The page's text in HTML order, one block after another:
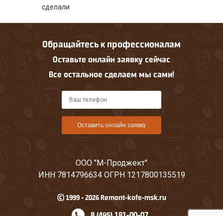
сделали
Обращайтесь к профессионалам
Оставьте онлайн заявку сейчас
Все остальное сделаем мы сами!
Оставить онлайн заявку
ООО "М-Проджект"
ИНН 7814796634 ОГРН 1217800135519
© 1999 - 2026 Remont-kofe-msk.ru